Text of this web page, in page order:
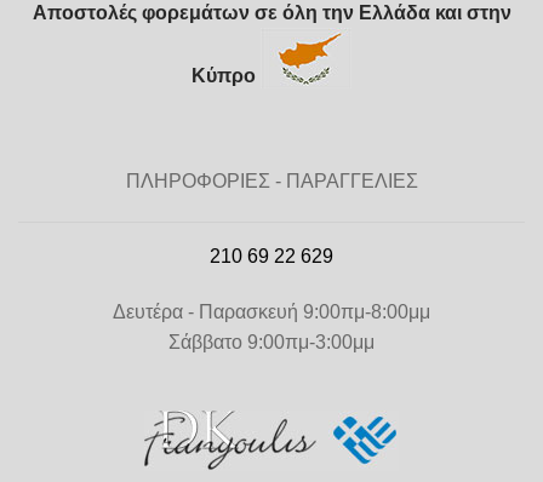
Αποστολές φορεμάτων σε όλη την Ελλάδα και στην
Κύπρο
ΠΛΗΡΟΦΟΡΙΕΣ - ΠΑΡΑΓΓΕΛΙΕΣ
210 69 22 629
Δευτέρα - Παρασκευή 9:00πμ-8:00μμ
Σάββατο 9:00πμ-3:00μμ